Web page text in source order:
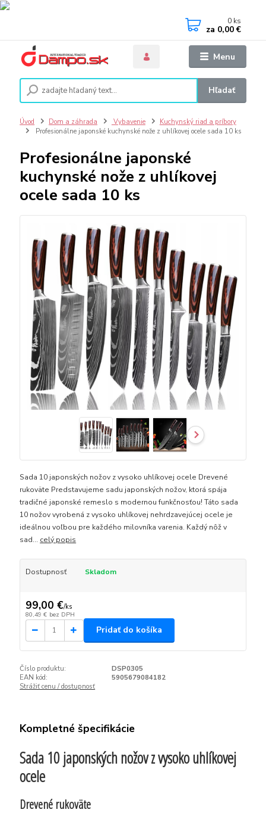
Menu
Hľadať
0 ks
za 0,00 €
Úvod Dom a záhrada Vybavenie
Kuchynský riad a príbory
Profesionálne japonské kuchynské nože z uhlíkovej ocele sada 10 ks
Profesionálne japonské
kuchynské nože z uhlíkovej
ocele sada 10 ks
Sada 10 japonských nožov z vysoko uhlíkovej ocele Drevené
rukoväte Predstavujeme sadu japonských nožov, ktorá spája
tradičné japonské remeslo s modernou funkčnosťou! Táto sada
10 nožov vyrobená z vysoko uhlíkovej nehrdzavejúcej ocele je
ideálnou voľbou pre každého milovníka varenia. Každý nôž v
sad... celý popis
Dostupnosť Skladom
99,00 €/ks
80,49 € bez DPH
Pridať do košíka
Číslo produktu:
DSP0305
EAN kód:
5905679084182
Strážiť cenu / dostupnosť
Kompletné špecifikácie
Sada 10 japonských nožov z vysoko uhlíkovej
ocele
Drevené rukoväte